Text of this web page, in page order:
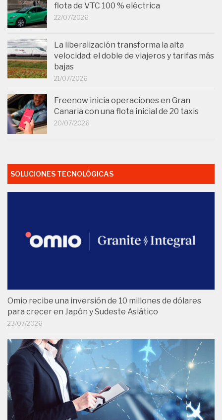
flota de VTC 100 % eléctrica
22/07/2026
La liberalización transforma la alta
velocidad: el doble de viajeros y tarifas más
bajas
21/07/2026
Freenow inicia operaciones en Gran
Canaria con una flota inicial de 20 taxis
20/07/2026
SOLUCIONES TECNOLÓGICAS
Omio recibe una inversión de 10 millones de dólares
para crecer en Japón y Sudeste Asiático
23/07/2026